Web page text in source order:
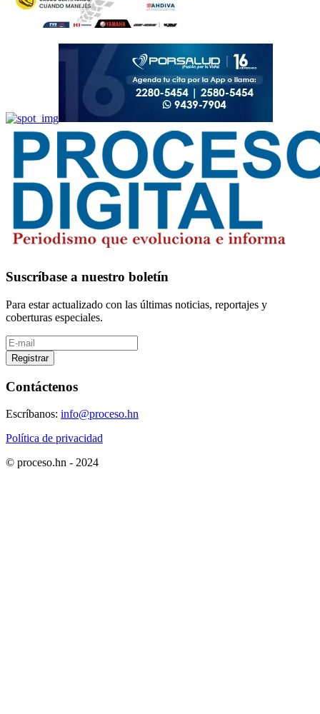
Suscríbase a nuestro boletín
Para estar actualizado con las últimas noticias, reportajes y
coberturas especiales.
Registrar
Contáctenos
Escríbanos: info@proceso.hn
Política de privacidad
© proceso.hn - 2024